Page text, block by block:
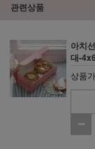
관련상품
아치
대-4x6
상품